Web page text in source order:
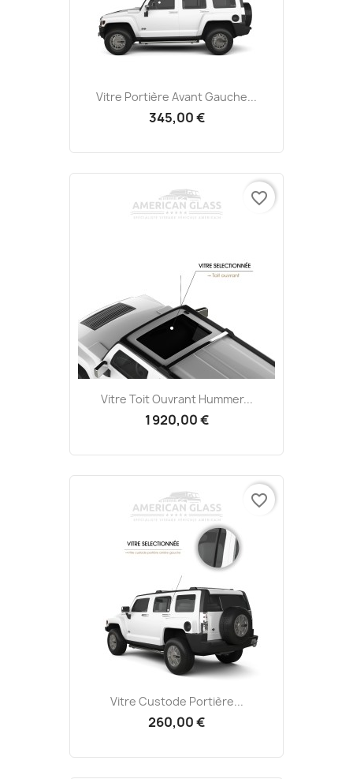
Vitre Portière Avant Gauche...
345,00 €
Vitre Toit Ouvrant Hummer...
1 920,00 €
favorite_border
Vitre Custode Portière...
260,00 €
favorite_border